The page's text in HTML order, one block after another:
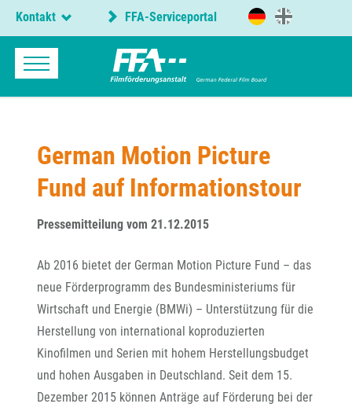
Kontakt FFA-Serviceportal
German Motion Picture
Fund auf Informationstour
Pressemitteilung vom 21.12.2015
Ab 2016 bietet der German Motion Picture Fund – das
neue Förderprogramm des Bundesministeriums für
Wirtschaft und Energie (BMWi) – Unterstützung für die
Herstellung von international koproduzierten
Kinofilmen und Serien mit hohem Herstellungsbudget
und hohen Ausgaben in Deutschland. Seit dem 15.
Dezember 2015 können Anträge auf Förderung bei der